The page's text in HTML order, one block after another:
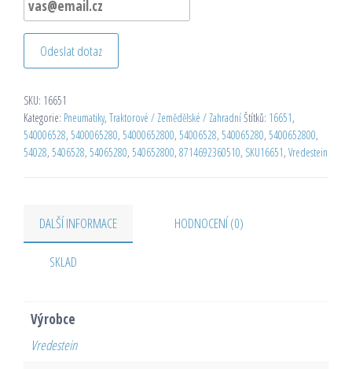
Odeslat dotaz
SKU: 16651
Kategorie: Pneumatiky, Traktorové / Zemědělské / ZahradníŠtítků: 16651,
540006528, 5400065280, 54000652800, 54006528, 540065280, 5400652800,
54028, 5406528, 54065280, 540652800, 8714692360510, SKU16651, Vredestein
DALŠÍ INFORMACE HODNOCENÍ (0)
SKLAD
Výrobce
Vredestein